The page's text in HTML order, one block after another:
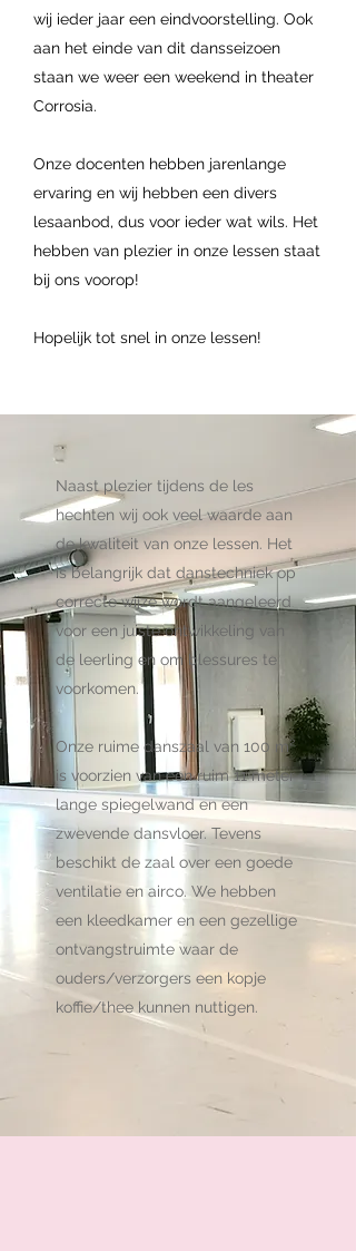
wij ieder jaar een eindvoorstelling. Ook
aan het einde van dit dansseizoen
staan we weer een weekend in theater
Corrosia.
Onze docenten hebben jarenlange
ervaring en wij hebben een divers
lesaanbod, dus voor ieder wat wils. Het
hebben van plezier in onze lessen staat
bij ons voorop!
Hopelijk tot snel in onze lessen!
Naast plezier tijdens de les
hechten wij ook veel waarde aan
de kwaliteit van onze lessen. Het
is belangrijk dat danstechniek op
correcte wijze wordt aangeleerd
voor een juiste ontwikkeling van
de leerling en om blessures te
voorkomen.
Onze ruime danszaal van 100 m²
is voorzien van een ruim 11 meter
lange spiegelwand en een
zwevende dansvloer. Tevens
beschikt de zaal over een goede
ventilatie en airco. We hebben
een kleedkamer en een gezellige
ontvangstruimte waar de
ouders/verzorgers een kopje
koffie/thee kunnen nuttigen.